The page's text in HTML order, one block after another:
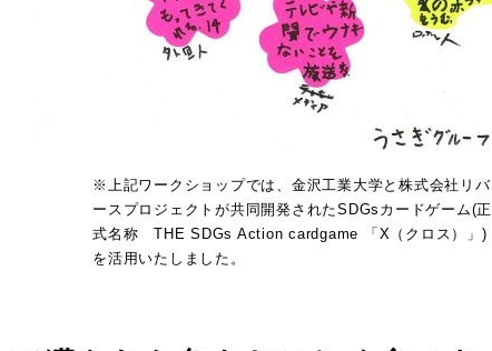
※上記ワークショップでは、金沢工業大学と株式会社リバ
ースプロジェクトが共同開発されたSDGsカードゲーム(正
式名称 THE SDGs Action cardgame 「X（クロス）」)
を活用いたしました。